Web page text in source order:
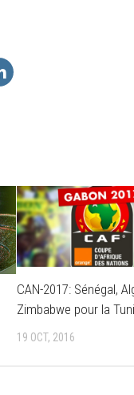
CAN-2017: Sénégal,
Zimbabwe pour la
19 OCT, 2016